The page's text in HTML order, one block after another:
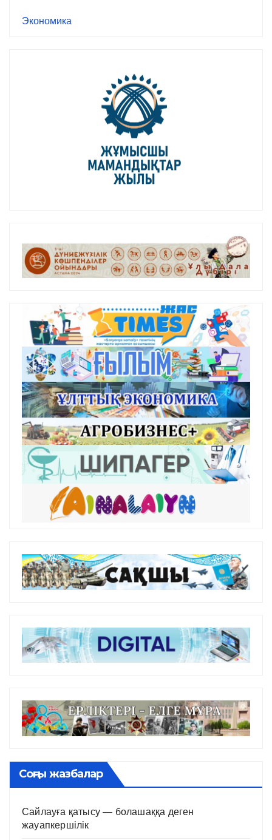
Экономика
Соңғы жазбалар
Сайлауға қатысу — болашаққа деген
жауапкершілік